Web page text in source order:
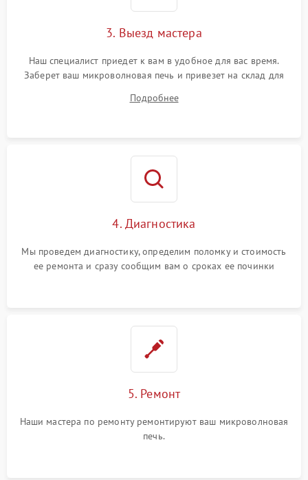
3. Выезд мастера
Наш специалист приедет к вам в удобное для вас время.
Заберет ваш микроволновая печь и привезет на склад для
Подробнее
4. Диагностика
Мы проведем диагностику, определим поломку и стоимость
ее ремонта и сразу сообщим вам о сроках ее починки
5. Ремонт
Наши мастера по ремонту ремонтируют ваш микроволновая
печь.